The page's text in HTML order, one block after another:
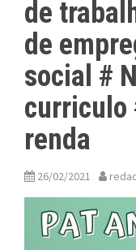
de
de
social #
curriculo
renda
26/02/2021